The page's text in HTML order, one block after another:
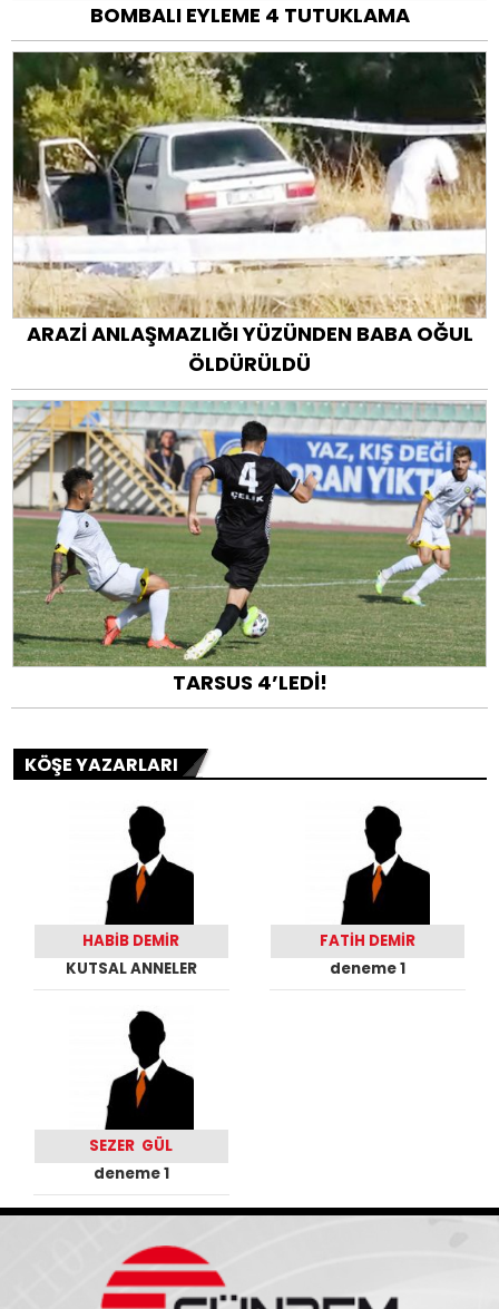
BOMBALI EYLEME 4 TUTUKLAMA
ARAZİ ANLAŞMAZLIĞI YÜZÜNDEN BABA OĞUL
ÖLDÜRÜLDÜ
TARSUS 4’LEDİ!
KÖŞE YAZARLARI
HABİB DEMİR
KUTSAL ANNELER
FATİH DEMİR
deneme 1
SEZER GÜL
deneme 1